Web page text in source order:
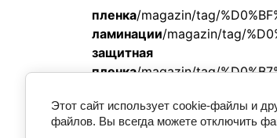
пленка/magazin/tag/
ламинации/magazin/tag/
защитная
пленка/magazin/tag/
Находится в
Этот сайт использует cookie-файлы и
файлов. Вы всегда можете отключить